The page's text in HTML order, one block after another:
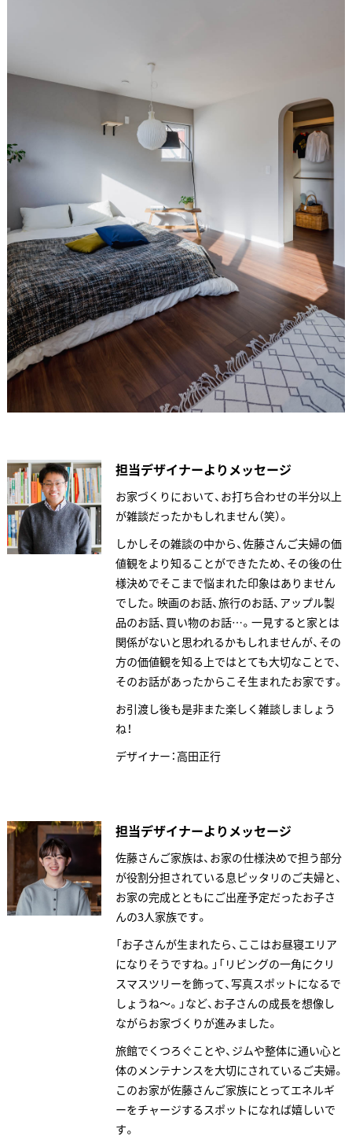
ANATA.
EVENT
ABOUT US
STAFF BLOG
RECRUIT
担当デザイナーよりメッセージ
お家づくりにおいて、お打ち合わせの半分以上
が雑談だったかもしれません（笑）。
しかしその雑談の中から、佐藤さんご夫婦の価
値観をより知ることができたため、その後の仕
様決めでそこまで悩まれた印象はありません
でした。映画のお話、旅行のお話、アップル製
品のお話、買い物のお話…。一見すると家とは
関係がないと思われるかもしれませんが、その
方の価値観を知る上ではとても大切なことで、
そのお話があったからこそ生まれたお家です。
お引渡し後も是非また楽しく雑談しましょう
ね！
デザイナー：高田正行
担当デザイナーよりメッセージ
佐藤さんご家族は、お家の仕様決めで担う部分
が役割分担されている息ピッタリのご夫婦と、
お家の完成とともにご出産予定だったお子さ
んの3人家族です。
「お子さんが生まれたら、ここはお昼寝エリア
になりそうですね。」「リビングの一角にクリ
スマスツリーを飾って、写真スポットになるで
しょうね～。」など、お子さんの成長を想像し
ながらお家づくりが進みました。
旅館でくつろぐことや、ジムや整体に通い心と
体のメンテナンスを大切にされているご夫婦。
このお家が佐藤さんご家族にとってエネルギ
ーをチャージするスポットになれば嬉しいで
す。